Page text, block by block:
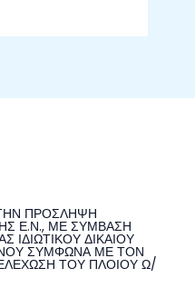
ΠΡΟΣΛΗΨΗ
Ε.Ν., ΜΕ ΣΥΜΒΑΣΗ
ΙΔΙΩΤΙΚΟΥ ΔΙΚΑΙΟΥ
ΣΥΜΦΩΝΑ ΜΕ ΤΟΝ
ΤΟΥ ΠΛΟΙΟΥ Ω/